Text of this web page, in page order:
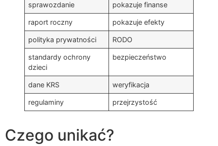
sprawozdanie pokazuje finanse
raport roczny pokazuje efekty
polityka prywatności RODO
standardy ochrony
dzieci
bezpieczeństwo
dane KRS weryfikacja
regulaminy przejrzystość
Czego unikać?